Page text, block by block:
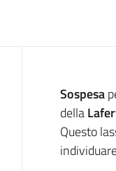
Sospesa
della
Questo